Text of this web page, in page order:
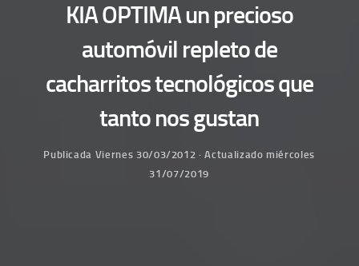
KIA OPTIMA un precioso
automóvil repleto de
cacharritos tecnológicos que
tanto nos gustan
Publicada Viernes 30/03/2012 · Actualizado miércoles
31/07/2019